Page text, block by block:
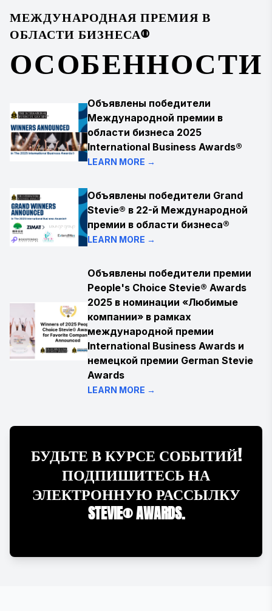
МЕЖДУНАРОДНАЯ ПРЕМИЯ В
ОБЛАСТИ БИЗНЕСА®
ОСОБЕННОСТИ
Объявлены победители
Международной премии в
области бизнеса 2025
International Business Awards®
LEARN MORE →
Объявлены победители Grand
Stevie® в 22-й Международной
премии в области бизнеса®
LEARN MORE →
Объявлены победители премии
People's Choice Stevie® Awards
2025 в номинации «Любимые
компании» в рамках
международной премии
International Business Awards и
немецкой премии German Stevie
Awards
LEARN MORE →
БУДЬТЕ В КУРСЕ СОБЫТИЙ!
ПОДПИШИТЕСЬ НА
ЭЛЕКТРОННУЮ РАССЫЛКУ
STEVIE® AWARDS.